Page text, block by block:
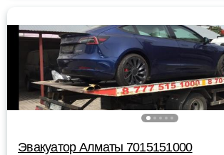
Эвакуатор Алматы 7015151000